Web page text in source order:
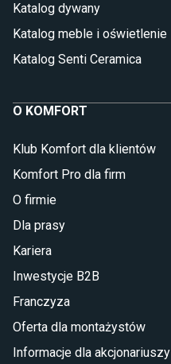
Katalog dywany
Katalog meble i oświetlenie
Katalog Senti Ceramica
O KOMFORT
Klub Komfort dla klientów
Komfort Pro dla firm
O firmie
Dla prasy
Kariera
Inwestycje B2B
Franczyza
Oferta dla montażystów
Informacje dla akcjonariuszy